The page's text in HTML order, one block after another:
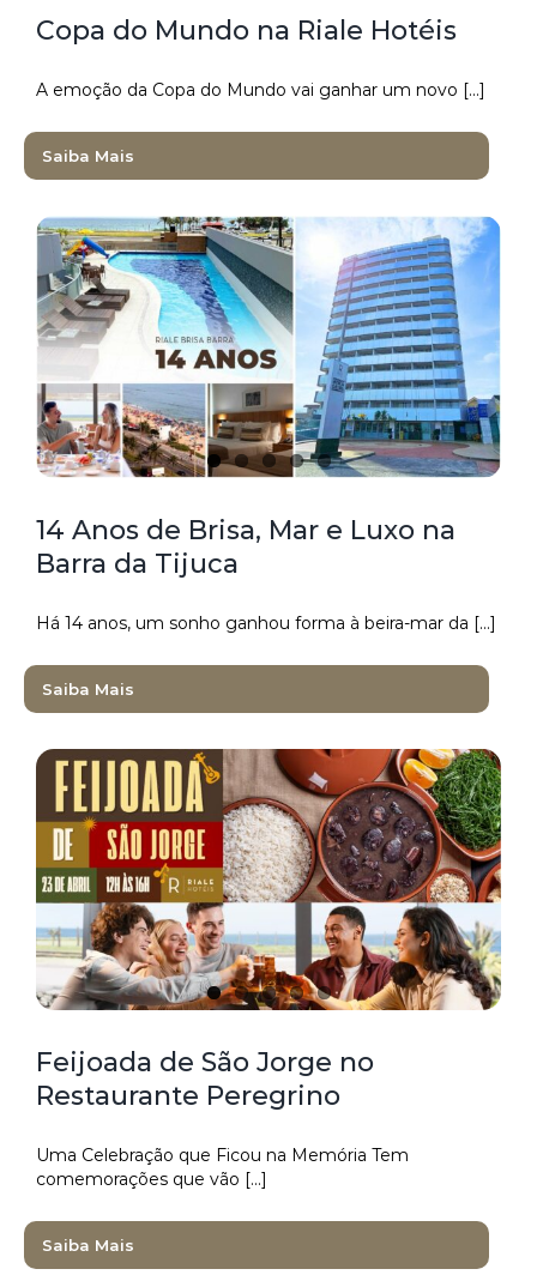
Copa do Mundo na Riale Hotéis
A emoção da Copa do Mundo vai ganhar um novo [...]
Saiba Mais
14 Anos de Brisa, Mar e Luxo na
Barra da Tijuca
Há 14 anos, um sonho ganhou forma à beira-mar da [...]
Saiba Mais
Feijoada de São Jorge no
Restaurante Peregrino
Uma Celebração que Ficou na Memória Tem
comemorações que vão [...]
Saiba Mais